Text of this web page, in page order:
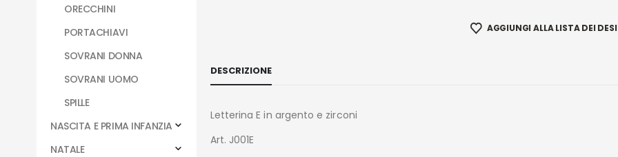
AGGIUNGI ALLA LISTA DEI
DESCRIZIONE
Letterina E in argento e zirconi
Art. J001E
ORECCHINI
PORTACHIAVI
SOVRANI DONNA
SOVRANI UOMO
SPILLE
NASCITA E PRIMA INFANZIA
NATALE